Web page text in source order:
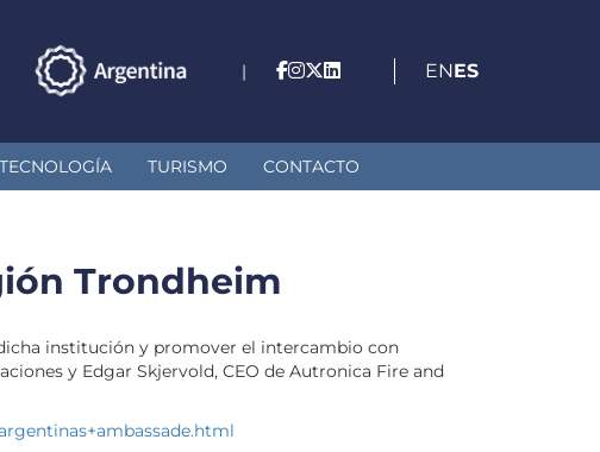
| ENES
TURISMO CONTACTO
Trondheim
institución y promover el intercambio con
y Edgar Skjervold, CEO de Autronica Fire and